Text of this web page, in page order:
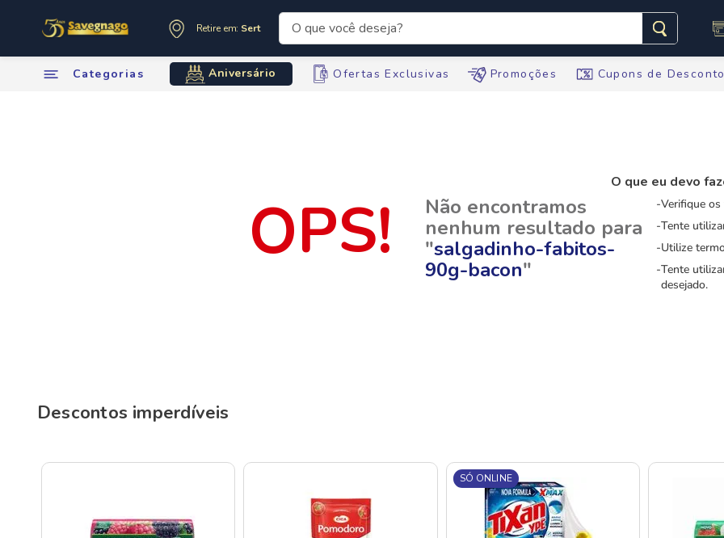
Retire em: Sertãozinho
O que você deseja?
Categorias Aniversário Ofertas Exclusivas Promoções Cupons de Desconto
Não encontramos
nenhum resultado para
"salgadinho-fabitos-
90g-bacon"
O que eu devo
Verifique
Tente
Utilize
Tente
desejado.
Descontos imperdíveis
SÓ ONLINE
Termos mais buscados
leite
oleo
º
leite integral